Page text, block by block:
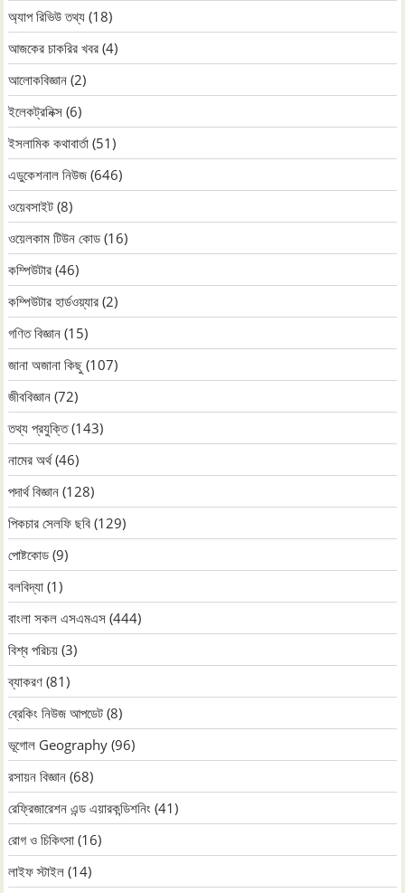
অ্যাপ রিভিউ তথ্য (18)
আজকের চাকরির খবর (4)
আলোকবিজ্ঞান (2)
ইলেকট্রনিক্স (6)
ইসলামিক কথাবার্তা (51)
এডুকেশনাল নিউজ (646)
ওয়েবসাইট (8)
ওয়েলকাম টিউন কোড (16)
কম্পিউটার (46)
কম্পিউটার হার্ডওয়্যার (2)
গণিত বিজ্ঞান (15)
জানা অজানা কিছু (107)
জীববিজ্ঞান (72)
তথ্য প্রযুক্তি(143)
নামের অর্থ(46)
পদার্থ বিজ্ঞান (128)
পিকচার সেলফি ছবি (129)
পোষ্টকোড (9)
বলবিদ্যা (1)
বাংলা সকল এসএমএস (444)
বিশ্ব পরিচয় (3)
ব্যাকরণ (81)
ব্রেকিং নিউজ আপডেট (8)
ভূগোল Geography (96)
রসায়ন বিজ্ঞান (68)
রেফ্রিজারেশন এন্ড এয়ারকন্ডিশনিং (41)
রোগ ও চিকিৎসা (16)
লাইফ স্টাইল (14)